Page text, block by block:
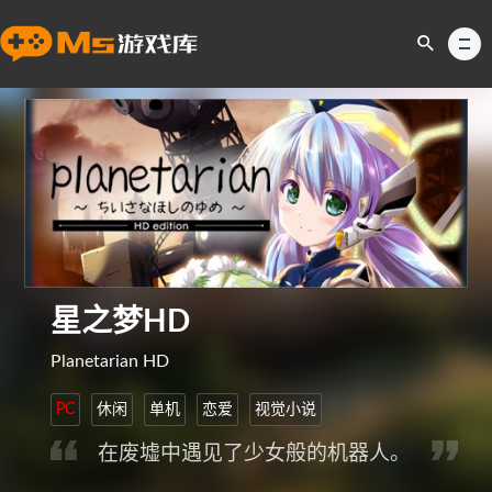
星之梦HD
Planetarian HD
PC 休闲 单机 恋爱 视觉小说
在废墟中遇见了少女般的机器人。